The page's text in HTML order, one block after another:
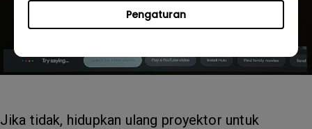
Pengaturan
Jika tidak, hidupkan ulang proyektor untuk